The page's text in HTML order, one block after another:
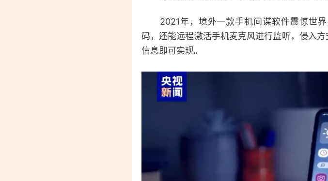
2021年，境外一款手机间谍软件震惊世界
码，还能远程激活手机麦克风进行监听，侵入
信息即可实现。